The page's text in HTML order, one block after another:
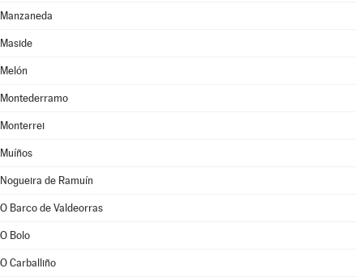
Manzaneda
Maside
Melón
Montederramo
Monterrei
Muíños
Nogueira de Ramuín
O Barco de Valdeorras
O Bolo
O Carballiño